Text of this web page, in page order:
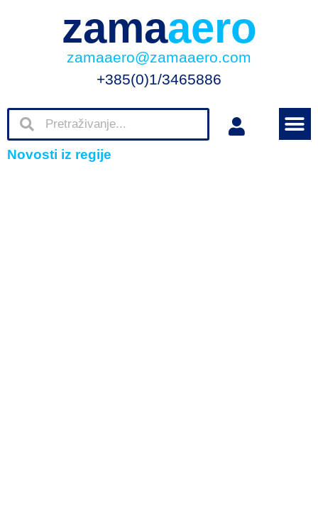
zamaaero
zamaaero@zamaaero.com
+385(0)1/3465886
Novosti iz regije